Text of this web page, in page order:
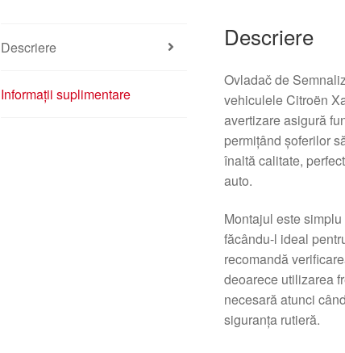
Descriere
Informații suplimentare
Descriere
Ovladač de
vehiculele Citroën
avertizare asigură
permițând șoferilor
înaltă calitate,
auto.
Montajul este
făcându-l ideal
recomandă
deoarece utilizarea
necesară atunci
siguranța rutieră.